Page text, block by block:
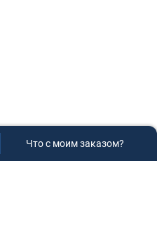
Что с моим заказом?